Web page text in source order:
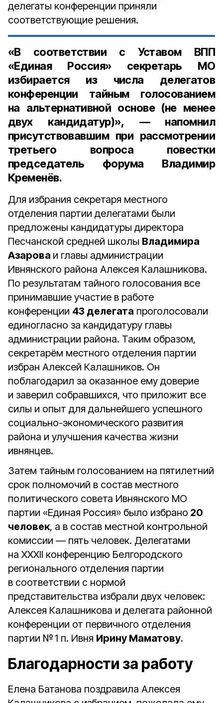
делегаты конференции приняли
соответствующие решения.
«В соответствии с Уставом ВПП
«Единая Россия» секретарь МО
избирается из числа делегатов
конференции тайным голосованием
на альтернативной основе (не менее
двух кандидатур)», — напомнил
присутствовавшим при рассмотрении
третьего вопроса повестки
председатель форума Владимир
Кременёв.
Для избрания секретаря местного
отделения партии делегатами были
предложены кандидатуры директора
Песчанской средней школы Владимира
Азарова и главы администрации
Ивнянского района Алексея Калашникова.
По результатам тайного голосования все
принимавшие участие в работе
конференции 43 делегата проголосовали
единогласно за кандидатуру главы
администрации района. Таким образом,
секретарём местного отделения партии
избран Алексей Калашников. Он
поблагодарил за оказанное ему доверие
и заверил собравшихся, что приложит все
силы и опыт для дальнейшего успешного
социально-экономического развития
района и улучшения качества жизни
ивнянцев.
Затем тайным голосованием на пятилетний
срок полномочий в состав местного
политического совета Ивнянского МО
партии «Единая Россия» было избрано 20
человек, а в состав местной контрольной
комиссии — пять человек. Делегатами
на XXXII конференцию Белгородского
регио­нального отделения партии
в соответствии с нормой
представительства избрали двух человек:
Алексея Калашникова и делегата районной
конференции от первичного отделения
партии № 1 п. Ивня Ирину Маматову.
Благодарности за работу
Елена Батанова поздравила Алексея